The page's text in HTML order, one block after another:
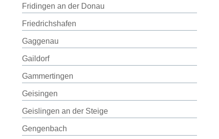
Fridingen an der Donau
Friedrichshafen
Gaggenau
Gaildorf
Gammertingen
Geisingen
Geislingen an der Steige
Gengenbach